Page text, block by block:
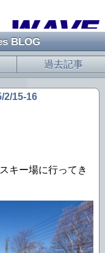
BLOG
過去記事
2/15-16
キー場に行ってき